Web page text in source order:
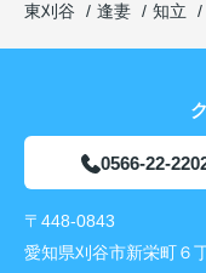
東刈谷
逢妻 知立
0566-22-
〒448-0843
愛知県刈谷市新栄町６